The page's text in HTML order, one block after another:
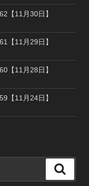
【11月30日】
【11月29日】
【11月28日】
【11月24日】
索